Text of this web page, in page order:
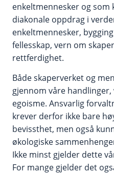
enkeltmennesker og som
diakonale oppdrag i
enkeltmennesker,
fellesskap, vern om
rettferdighet.
Både skaperverket og
gjennom våre
egoisme. Ansvarlig
krever derfor ikke bare
bevissthet, men også
økologiske
Ikke minst gjelder dette
For mange gjelder det